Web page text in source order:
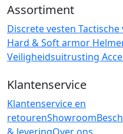
Assortiment
Discrete vesten Tactische
Hard & Soft armor
Veiligheidsuitrusting
Klantenservice
Klantenservice en
retourenShowroom